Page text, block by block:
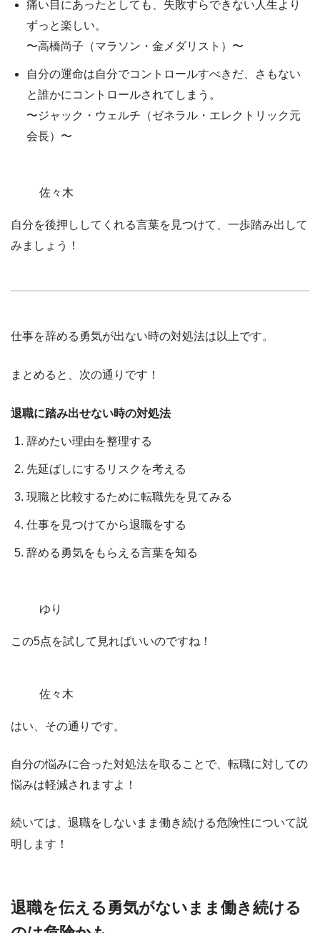
痛い目にあったとしても、失敗すらできない人生より
ずっと楽しい。
〜高橋尚子（マラソン・金メダリスト）〜
自分の運命は自分でコントロールすべきだ、さもない
と誰かにコントロールされてしまう。
〜ジャック・ウェルチ（ゼネラル・エレクトリック元
会長）〜
佐々木
自分を後押ししてくれる言葉を見つけて、一歩踏み出して
みましょう！
仕事を辞める勇気が出ない時の対処法は以上です。
まとめると、次の通りです！
退職に踏み出せない時の対処法
辞めたい理由を整理する
先延ばしにするリスクを考える
現職と比較するために転職先を見てみる
仕事を見つけてから退職をする
辞める勇気をもらえる言葉を知る
ゆり
この5点を試して見ればいいのですね！
佐々木
はい、その通りです。
自分の悩みに合った対処法を取ることで、転職に対しての
悩みは軽減されますよ！
続いては、退職をしないまま働き続ける危険性について説
明します！
退職を伝える勇気がないまま働き続ける